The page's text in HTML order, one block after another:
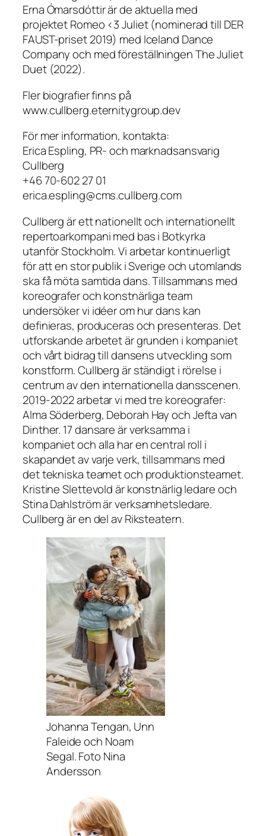
Erna Ómarsdóttir är de aktuella med
projektet Romeo <3 Juliet (nominerad till DER
FAUST-priset 2019) med Iceland Dance
Company och med föreställningen The Juliet
Duet (2022).
Fler biografier finns på
www.cullberg.eternitygroup.dev
För mer information, kontakta:
Erica Espling, PR- och marknadsansvarig
Cullberg
+46 70-602 27 01
erica.espling@cms.cullberg.com
Cullberg är ett nationellt och internationellt
repertoarkompani med bas i Botkyrka
utanför Stockholm. Vi arbetar kontinuerligt
för att en stor publik i Sverige och utomlands
ska få möta samtida dans. Tillsammans med
koreografer och konstnärliga team
undersöker vi idéer om hur dans kan
definieras, produceras och presenteras. Det
utforskande arbetet är grunden i kompaniet
och vårt bidrag till dansens utveckling som
konstform. Cullberg är ständigt i rörelse i
centrum av den internationella dansscenen.
2019-2022 arbetar vi med tre koreografer:
Alma Söderberg, Deborah Hay och Jefta van
Dinther. 17 dansare är verksamma i
kompaniet och alla har en central roll i
skapandet av varje verk, tillsammans med
det tekniska teamet och produktionsteamet.
Kristine Slettevold är konstnärlig ledare och
Stina Dahlström är verksamhetsledare.
Cullberg är en del av Riksteatern.
Johanna Tengan, Unn
Faleide och Noam
Segal. Foto Nina
Andersson